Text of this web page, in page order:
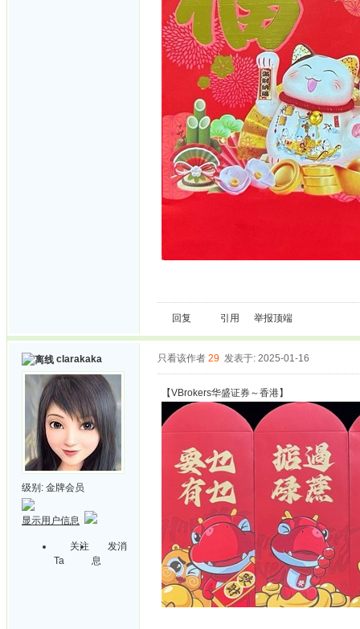
回复 引用 举报顶端
clarakaka
级别: 金牌会员
显示用户信息
关注
Ta
发消
息
只看该作者 29 发表于: 2025-01-16
【VBrokers华盛证券～香港】